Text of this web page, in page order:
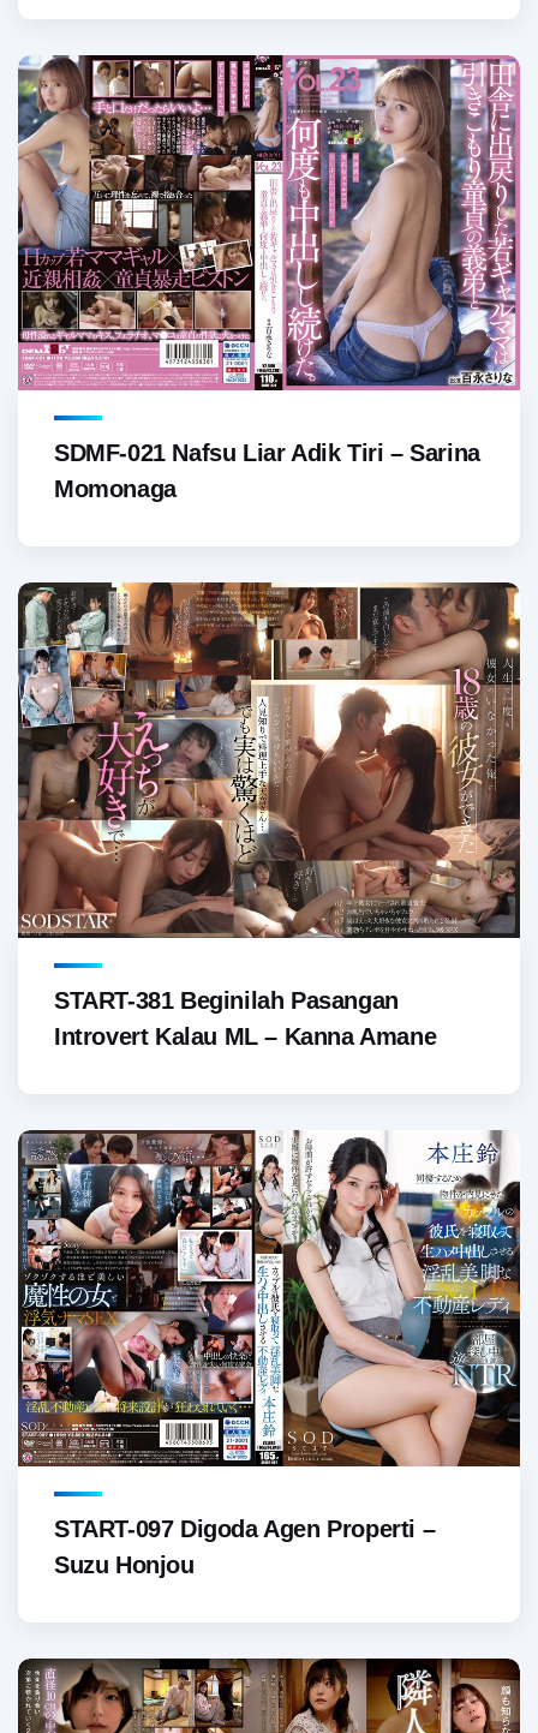
SDMF-021 Nafsu Liar Adik Tiri – Sarina
Momonaga
START-381 Beginilah Pasangan
Introvert Kalau ML – Kanna Amane
START-097 Digoda Agen Properti –
Suzu Honjou